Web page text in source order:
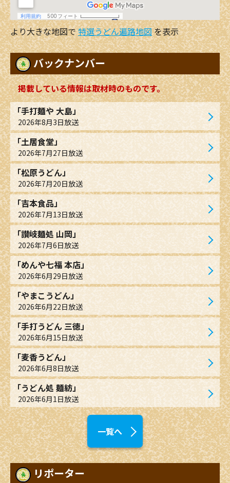
より大きな地図で特選うどん遍路地図を表示
バックナンバー
掲載している情報は取材時のものです。
「手打麺や 大島」
2026年8月3日放送
「土居食堂」
2026年7月27日放送
「松原うどん」
2026年7月20日放送
「吉本食品」
2026年7月13日放送
「讃岐麺処 山岡」
2026年7月6日放送
「めんや七福 本店」
2026年6月29日放送
「やまこうどん」
2026年6月22日放送
「手打うどん 三徳」
2026年6月15日放送
「麦香うどん」
2026年6月8日放送
「うどん処 麺紡」
2026年6月1日放送
一覧へ
リポーター